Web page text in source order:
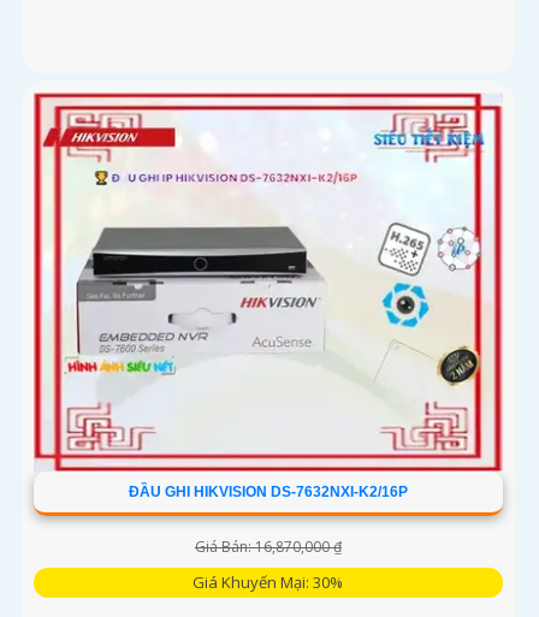
ĐẦU GHI HIKVISION DS-7632NXI-K2/16P
Giá Bán: 16,870,000 ₫
Giá Khuyến Mại: 30%